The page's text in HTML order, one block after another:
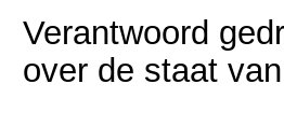
Verantwoord
over de staat